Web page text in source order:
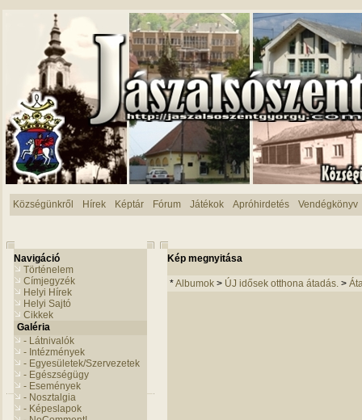
Községünkről Hírek Képtár Fórum Játékok Apróhirdetés Vendégkönyv
Navigáció
Történelem
Címjegyzék
Helyi Hírek
Helyi Sajtó
Cikkek
Galéria
- Látnivalók
- Intézmények
- Egyesületek/Szervezetek
- Egészségügy
- Események
- Nosztalgia
- Képeslapok
Kép megnyitása
*Albumok > ÚJ idősek otthona átadás. >